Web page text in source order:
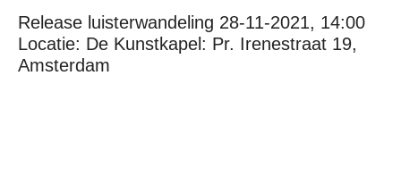
Release luisterwandeling 28-11-2021, 14:00
Locatie: De Kunstkapel: Pr. Irenestraat 19,
Amsterdam